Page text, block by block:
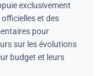
exclusivement
et des
pour
sur les évolutions
budget et leurs